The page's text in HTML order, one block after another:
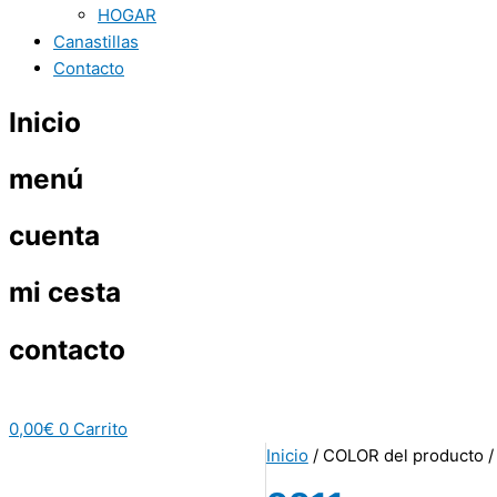
HOGAR
Canastillas
Contacto
Inicio
menú
cuenta
mi cesta
contacto
0,00€ 0 Carrito
Inicio/ COLOR del producto /